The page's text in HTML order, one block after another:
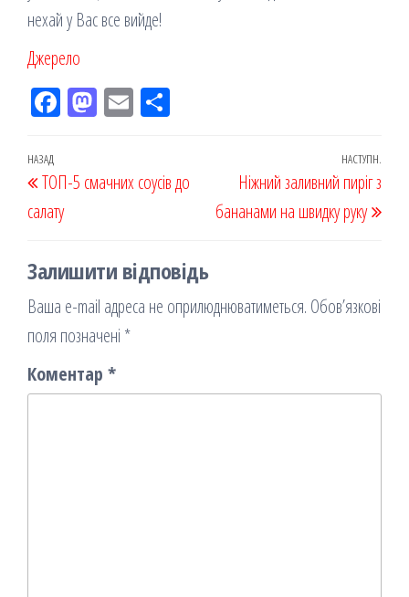
нехай у Вас все вийде!
Джерело
Fac
k
M
on
Em
ис
Навігація
записів
Попередній
запис
НАЗАД
ТОП-5 смачних соусів до
салату
НАСТУПН.
Ніжний заливний пиріг з
бананами на швидку руку
Залишити відповідь
Ваша e-mail адреса не оприлюднюватиметься. Обов’язкові
поля позначені *
Коментар *